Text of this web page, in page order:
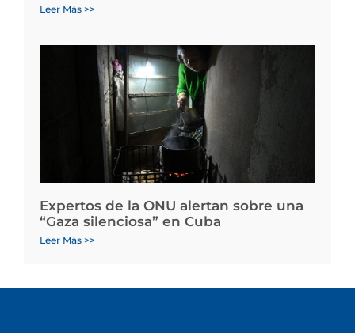
Leer Más >>
Expertos de la ONU alertan sobre una
“Gaza silenciosa” en Cuba
Leer Más >>